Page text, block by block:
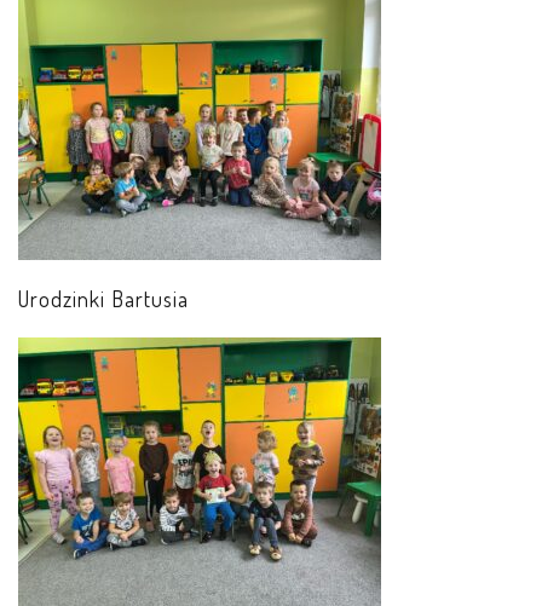
Urodzinki Bartusia